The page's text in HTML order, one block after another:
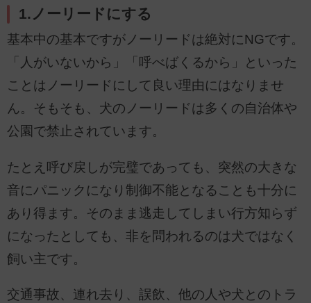
1.ノーリードにする
基本中の基本ですがノーリードは絶対にNGです。
「人がいないから」「呼べばくるから」といった
ことはノーリードにして良い理由にはなりませ
ん。そもそも、犬のノーリードは多くの自治体や
公園で禁止されています。
たとえ呼び戻しが完璧であっても、突然の大きな
音にパニックになり制御不能となることも十分に
あり得ます。そのまま逃走してしまい行方知らず
になったとしても、非を問われるのは犬ではなく
飼い主です。
交通事故、連れ去り、誤飲、他の人や犬とのトラ